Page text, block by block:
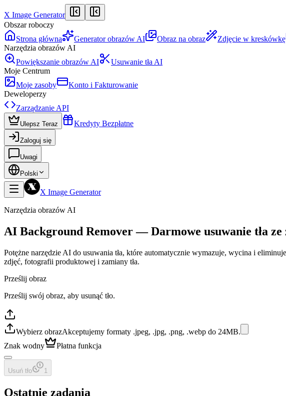
X Image Generator
Obszar roboczy
Strona główna
Generator obrazów AI Obraz na obraz Zdjęcie w kreskówkę
Narzędzia obrazów AI
Powiększanie obrazów AI
Usuwanie tła AI
Moje Centrum
Moje zasoby
Konto i Fakturowanie
Deweloperzy
Zarządzanie API
Ulepsz Teraz Kredyty Bezpłatne
Zaloguj się
Uwagi
Polski
X Image Generator
Narzędzia obrazów AI
AI Background Remover — Darmowe usuwanie tła ze
Potężne narzędzie AI do usuwania tła, które automatycznie wymazuje, wycina i
zdjęć, fotografii produktowej i zamiany tła.
Prześlij obraz
Prześlij swój obraz, aby usunąć tło.
Wybierz obrazAkceptujemy formaty .jpeg, .jpg, .png, .webp do 24MB.
Znak wodny
Płatna funkcja
Usuń tło 1
Ostatnie zadania